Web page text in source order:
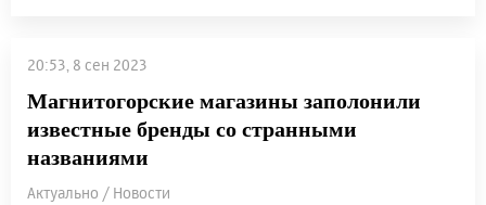
20:53, 8 сен 2023
Магнитогорские магазины заполонили
известные бренды со странными
названиями
Актуально / Новости